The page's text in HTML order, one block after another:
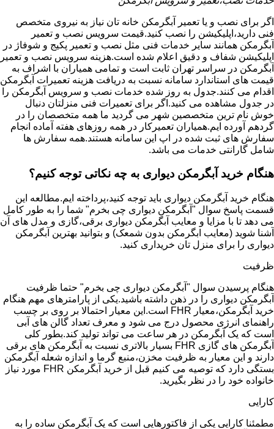
اگر برای نصب و یا تعمیر آبگرمکن خانه تان نیاز به نیروی متخصص
فنی دارید،اپلیکیشن را نصب کنید.قیمت سرویس نصب و تعمیر
آبگرمکن همانند سایر خدمات فنی مثل نصب و تعمیر پکیج و شوفاژ در
اپلیکیشن شفاف و دقیق اعلام شده است.هزینه سرویس نصب و تعمیر
آبگرمکن در سراسر تهران ثابت است و تمامی همیاران با اشراف به
قیمت های استاندارد سامانه نسبت به دریافت هزینه تعمیرات آبگرمکن
اقدام می کنند.جدول به روز شده خدمات نصب و سرویس آبگرمکن را
در جدول مشاهده می کنید.اگر برای تعمیرات فنی منزلتان دنبال
خوش نام ترین متخصصین شهر می گردید ما همه متخصصان را در
گردهم آورده ایم.همیاران تعمیرکار در همه روزهای هفته آماده انجام
سفارش های ثبت شده در اپ این سامانه هستند.همه سفارش ها
شامل گارانتی خدمات می باشد.
هنگام خرید آبگرمکن دیواری به چه نکاتی توجه کنیم؟
هنگام خرید آبگرمکن دیواری باید توجه کنید،پرداخته ایم.مطالعه این
قسمت پاسخ سوال "آبگرمکن دیواری چی بخرم" شما را به طور کامل
می دهد تا با مزایا و معایب آبگرمکن دیواری برقی،گازی و مدل های آن
آشنا شوید (معایب ابگرمکن بدون شمعک) و بتوانید بهترین آبگرمکن
دیواری را برای منزل تان خریداری کنید.
ظرفیت
هنگام پرسیدن سوال "آبگرمکن دیواری چی بخرم" حتما ظرفیت
آبگرمکن دیواری را در ذهن داشته باشید.یکی از پارامترهای مهم هنگام
خرید آبگرمکن،معیار FHR است.این معیار احتمالا بر روی بر چسب
راهنمای انرژی محصول درج می شود و معرف تعداد گالن های آبی
است که یک آبگرمکن در هر ساعت می تواند تولید کند.بطور کلی
آبگرمکن های گازی FHR بسیار بالاتری نسبت به آبگرمکن های برقی
دارند و این معیار به ظرفیت مخزن،منبع گرما و اندازه شعله آبگرمکن
بستگی دارد که توصیه می کنیم قبل از خرید آبگرمکن FHR مورد نیاز
خانواده خود را در نظر بگیرید.
کارایی
مطمئنا کارایی یکی از فاکتورهایی است که یک آبگرمکن ساده را به